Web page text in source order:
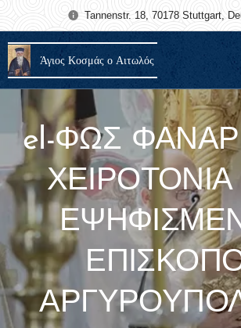
Tannenstr. 18, 70178 Stuttgart,
Άγιος Κοσμάς ο Αιτωλός
el-ΦΩΣ